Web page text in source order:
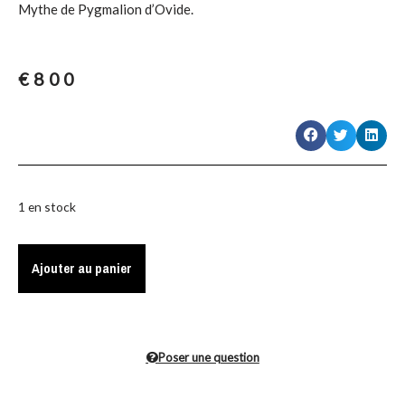
Mythe de Pygmalion d’Ovide.
€ 800
1 en stock
Ajouter au panier
Poser une question